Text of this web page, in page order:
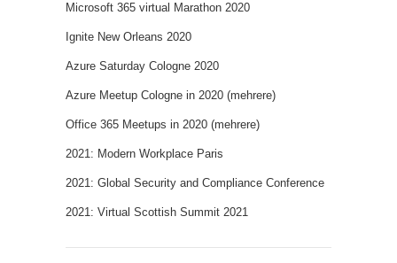
Microsoft 365 virtual Marathon 2020
Ignite New Orleans 2020
Azure Saturday Cologne 2020
Azure Meetup Cologne in 2020 (mehrere)
Office 365 Meetups in 2020 (mehrere)
2021: Modern Workplace Paris
2021: Global Security and Compliance Conference
2021: Virtual Scottish Summit 2021